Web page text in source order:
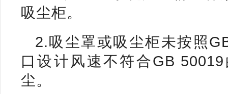
吸尘柜。
2.吸尘罩或吸尘柜未按照
口设计风速不符合GB
尘。